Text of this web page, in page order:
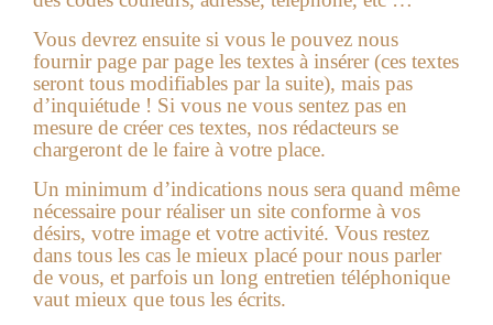
Vous devrez ensuite si vous le pouvez nous
fournir page par page les textes à insérer (ces textes
seront tous modifiables par la suite), mais pas
d’inquiétude ! Si vous ne vous sentez pas en
mesure de créer ces textes, nos rédacteurs se
chargeront de le faire à votre place.
Un minimum d’indications nous sera quand même
nécessaire pour réaliser un site conforme à vos
désirs, votre image et votre activité. Vous restez
dans tous les cas le mieux placé pour nous parler
de vous, et parfois un long entretien téléphonique
vaut mieux que tous les écrits.